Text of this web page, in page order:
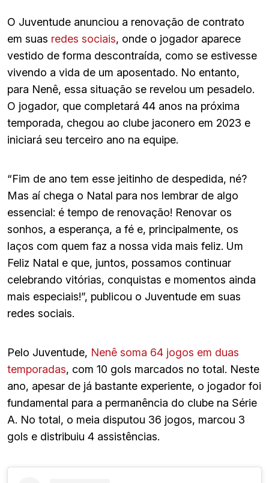
O Juventude anunciou a renovação de contrato
em suas redes sociais, onde o jogador aparece
vestido de forma descontraída, como se estivesse
vivendo a vida de um aposentado. No entanto,
para Nenê, essa situação se revelou um pesadelo.
O jogador, que completará 44 anos na próxima
temporada, chegou ao clube jaconero em 2023 e
iniciará seu terceiro ano na equipe.
“Fim de ano tem esse jeitinho de despedida, né?
Mas aí chega o Natal para nos lembrar de algo
essencial: é tempo de renovação! Renovar os
sonhos, a esperança, a fé e, principalmente, os
laços com quem faz a nossa vida mais feliz. Um
Feliz Natal e que, juntos, possamos continuar
celebrando vitórias, conquistas e momentos ainda
mais especiais!”, publicou o Juventude em suas
redes sociais.
Pelo Juventude, Nenê soma 64 jogos em duas
temporadas, com 10 gols marcados no total. Neste
ano, apesar de já bastante experiente, o jogador foi
fundamental para a permanência do clube na Série
A. No total, o meia disputou 36 jogos, marcou 3
gols e distribuiu 4 assistências.